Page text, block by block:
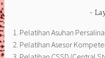
1. Pelatihan Asuhan
2. Pelatihan Asesor